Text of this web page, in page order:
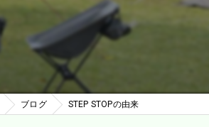
ブログ STEP STOPの由来